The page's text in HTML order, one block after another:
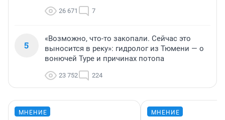
26 671 7
5
«Возможно, что-то закопали. Сейчас это
выносится в реку»: гидролог из Тюмени — о
вонючей Туре и причинах потопа
23 752 224
МНЕНИЕ МНЕНИЕ